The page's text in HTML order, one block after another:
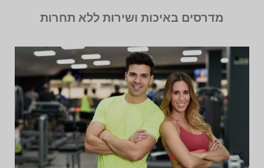
מדרסים באיכות ושירות ללא תחרות